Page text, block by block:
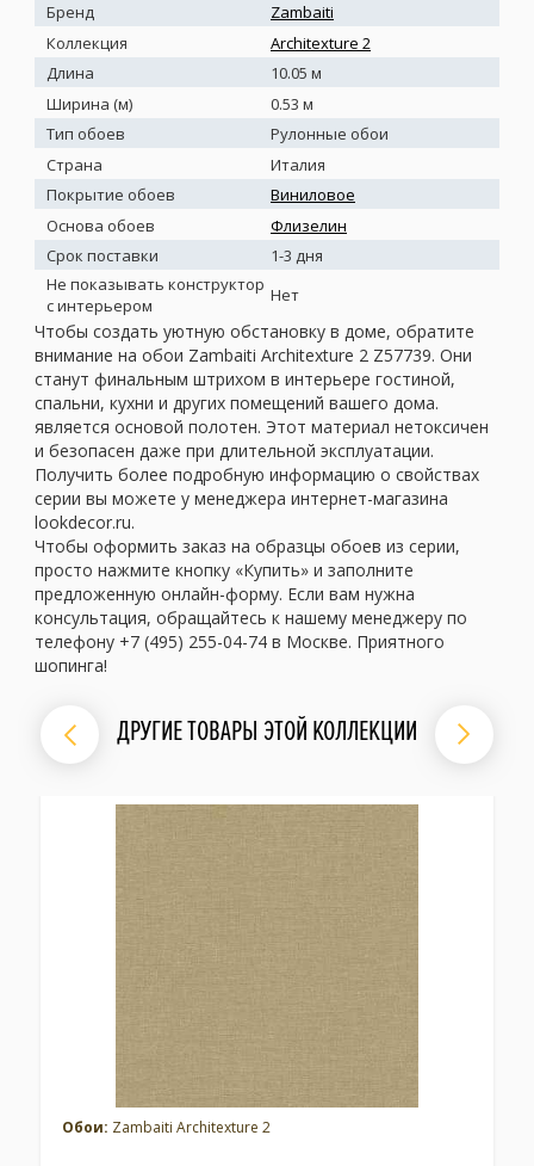
Бренд
Zambaiti
Коллекция
Architexture 2
Длина
10.05 м
Ширина (м)
0.53 м
Тип обоев
Рулонные обои
Страна
Италия
Покрытие обоев
Виниловое
Основа обоев
Флизелин
Срок поставки
1-3 дня
Не показывать конструктор
с интерьером
Нет
Чтобы создать уютную обстановку в доме, обратите
внимание на обои Zambaiti Architexture 2 Z57739. Они
станут финальным штрихом в интерьере гостиной,
спальни, кухни и других помещений вашего дома.
является основой полотен. Этот материал нетоксичен
и безопасен даже при длительной эксплуатации.
Получить более подробную информацию о свойствах
серии вы можете у менеджера интернет-магазина
lookdecor.ru.
Чтобы оформить заказ на образцы обоев из серии,
просто нажмите кнопку «Купить» и заполните
предложенную онлайн-форму. Если вам нужна
консультация, обращайтесь к нашему менеджеру по
телефону +7 (495) 255-04-74 в Москве. Приятного
шопинга!
ДРУГИЕ ТОВАРЫ ЭТОЙ КОЛЛЕКЦИИ
Обои: Zambaiti Architexture 2